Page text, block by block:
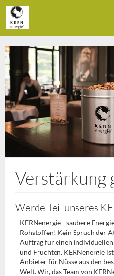
Verstärkung
Werde Teil unseres
KERNenergie - saubere
Rohstoffen! Kein Spruch der
Auftrag für einen individuellen
und Früchten. KERNenergie
Anbieter für Nüsse aus den
Welt. Wir, das Team von